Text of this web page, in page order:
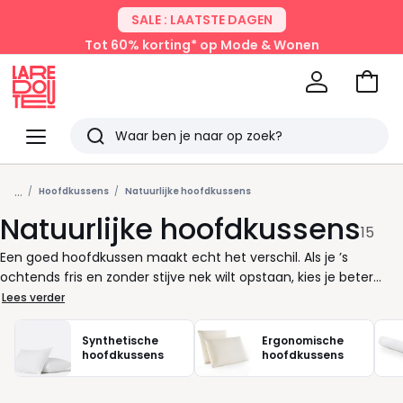
SALE : LAATSTE DAGEN
Tot 60% korting* op Mode & Wonen
Menu
Redoute
Zoeken
Laatst
bekeken
Naar
... Hoofdkussens Natuurlijke hoofdkussens
Natuurlijke hoofdkussens15
Een goed hoofdkussen maakt echt het verschil. Als je ’s
ochtends fris en zonder stijve nek wilt opstaan, kies je beter
voor een hoofdkussen dat past bij jouw lichaam én
slaaphouding. Natuurlijke hoofdkussens zijn daarbij een slimme
keuze: ze combineren comfortabel slapen met betrouwbare
ondersteuning. Of je nu houdt van een zacht gevoel of juist
liever wat steviger ligt, er is altijd een kussen met de juiste
Lees verder
Synthetische
hoofdkussens
Ergonomische
hoofdkussens